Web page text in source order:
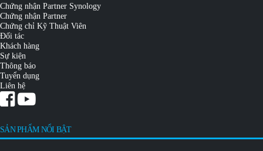
Chứng nhận Partner Synology
Chứng nhận Partner
Chứng chỉ Kỹ Thuật Viên
Đối tác
Khách hàng
Sự kiện
Thông báo
Tuyển dụng
Liên hệ
SẢN PHẨM NỔI BẬT